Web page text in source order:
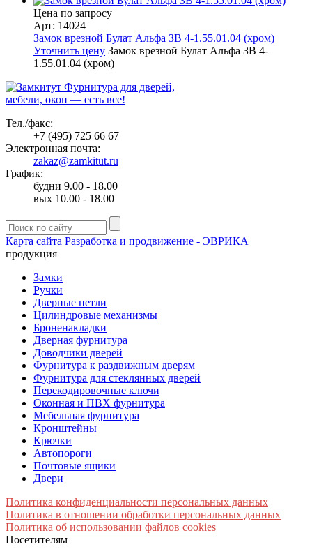
Цена по запросу
Арт: 14024
Замок врезной Булат Альфа ЗВ 4-1.55.01.04 (хром)
Уточнить цену Замок врезной Булат Альфа ЗВ 4-
1.55.01.04 (хром)
Фурнитура для дверей,
мебели, окон — есть все!
Тел./факс:
+7 (495) 725 66 67
Электронная почта:
zakaz@zamkitut.ru
График:
будни 9.00 - 18.00
вых 10.00 - 18.00
Карта сайта Разработка и продвижение - ЭВРИКА
продукция
Замки
Ручки
Дверные петли
Цилиндровые механизмы
Броненакладки
Дверная фурнитура
Доводчики дверей
Фурнитура к раздвижным дверям
Фурнитура для стеклянных дверей
Перекодировочные ключи
Оконная и ПВХ фурнитура
Мебельная фурнитура
Кронштейны
Крючки
Автопороги
Почтовые ящики
Двери
Политика конфиденциальности персональных данных
Политика в отношении обработки персональных данных
Политика об использовании файлов cookies
Посетителям